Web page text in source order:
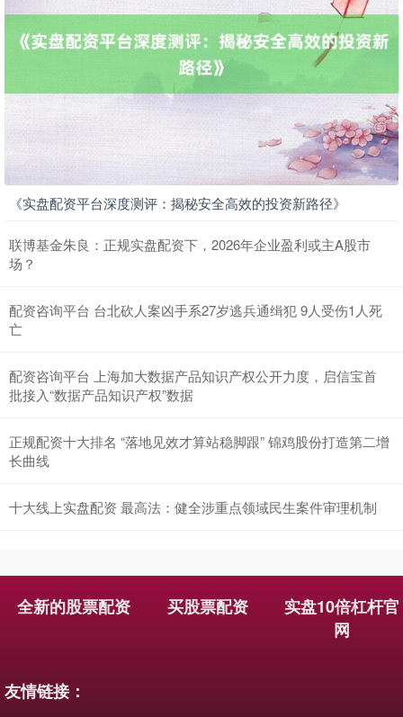
创业板指 -19.58
《实盘配资平台深度测评：揭秘安全高效的投资新路径》
联博基金朱良：正规实盘配资下，2026年企业盈利或主A股市
场？
配资咨询平台 台北砍人案凶手系27岁逃兵通缉犯 9人受伤1人死
亡
配资咨询平台 上海加大数据产品知识产权公开力度，启信宝首
批接入“数据产品知识产权”数据
正规配资十大排名 “落地见效才算站稳脚跟” 锦鸡股份打造第二增
长曲线
十大线上实盘配资 最高法：健全涉重点领域民生案件审理机制
全新的股票配资 买股票配资
实盘10倍杠杆官
网
友情链接：